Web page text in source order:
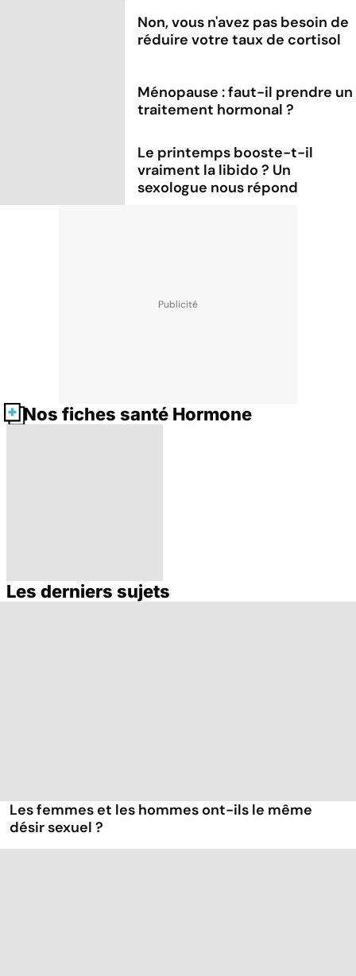
Non, vous n'avez pas besoin de
réduire votre taux de cortisol
Ménopause : faut-il prendre un
traitement hormonal ?
Le printemps booste-t-il
vraiment la libido ? Un
sexologue nous répond
Nos fiches santé Hormone
L'andropause, la
Les derniers sujets
Les femmes et les hommes ont-ils le même
désir sexuel ?